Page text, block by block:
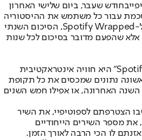
בחודש שעבר, ביום שלישי האחרון
עבור כל משתמש את ההיסטוריה
המוזיקלית שלו בשירות – בדומה ל-Spotify Wrapped, הסיכום השנתי
שהפעם מדובר בסיכום לכל שנות
"Spotify 20: Your Party of the Year(s)" היא חוויה אינטראקטיבית
נתונים שמכסים את כל תקופת
האחרונה, או אפילו חמש השנים
הצטרפתם לספוטיפיי, את השיר
מספר השירים הייחודיים
לו הכי הרבה לאורך הזמן.